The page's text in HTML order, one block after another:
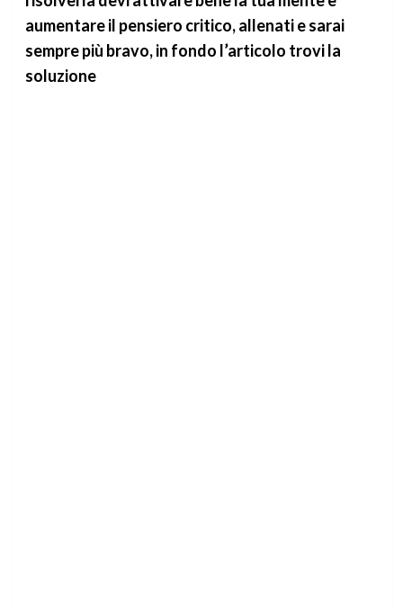
aumentare il pensiero critico, allenati e sarai
sempre più bravo, in fondo l’articolo trovi la
soluzione